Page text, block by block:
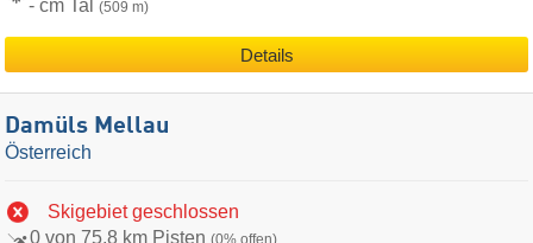
- cm Tal (509 m)
Details
Damüls Mellau
Österreich
Skigebiet geschlossen
0 von 75,8 km Pisten (0% offen)